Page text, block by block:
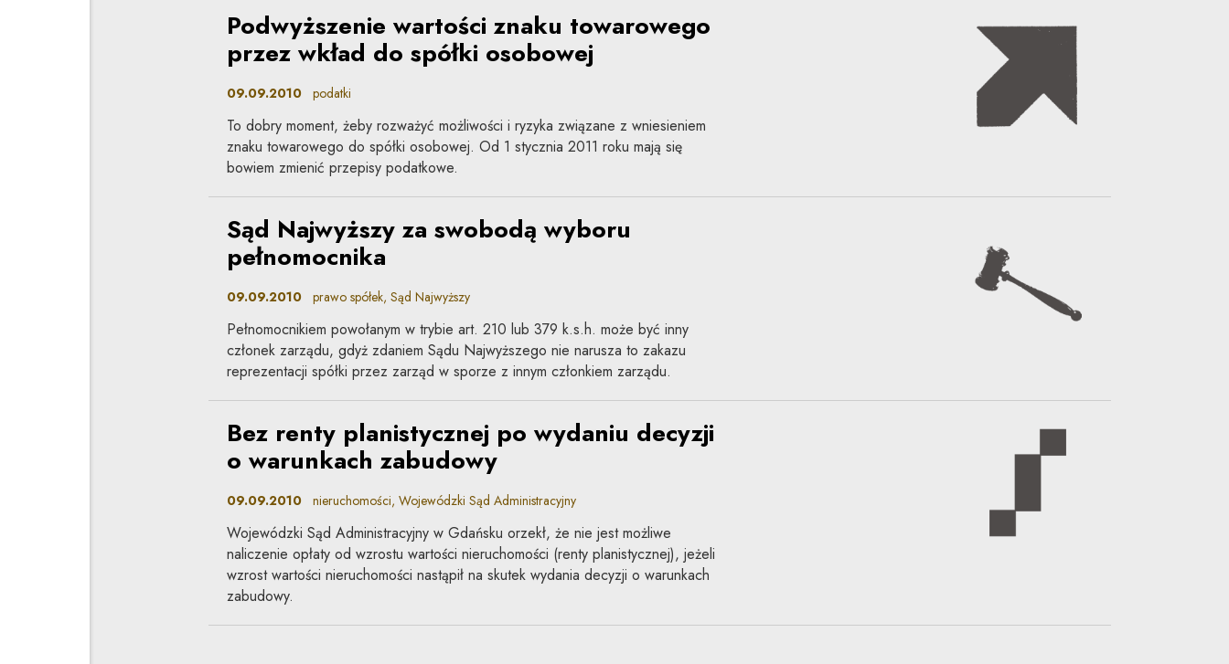
Podwyższenie wartości znaku towarowego
przez wkład do spółki osobowej
09.09.2010podatki
To dobry moment, żeby rozważyć możliwości i ryzyka związane z wniesieniem
znaku towarowego do spółki osobowej. Od 1 stycznia 2011 roku mają się
bowiem zmienić przepisy podatkowe.
Sąd Najwyższy za swobodą wyboru
pełnomocnika
09.09.2010prawo spółek, Sąd Najwyższy
Pełnomocnikiem powołanym w trybie art. 210 lub 379 k.s.h. może być inny
członek zarządu, gdyż zdaniem Sądu Najwyższego nie narusza to zakazu
reprezentacji spółki przez zarząd w sporze z innym członkiem zarządu.
Bez renty planistycznej po wydaniu decyzji
o warunkach zabudowy
09.09.2010nieruchomości, Wojewódzki Sąd Administracyjny
Wojewódzki Sąd Administracyjny w Gdańsku orzekł, że nie jest możliwe
naliczenie opłaty od wzrostu wartości nieruchomości (renty planistycznej), jeżeli
wzrost wartości nieruchomości nastąpił na skutek wydania decyzji o warunkach
zabudowy.